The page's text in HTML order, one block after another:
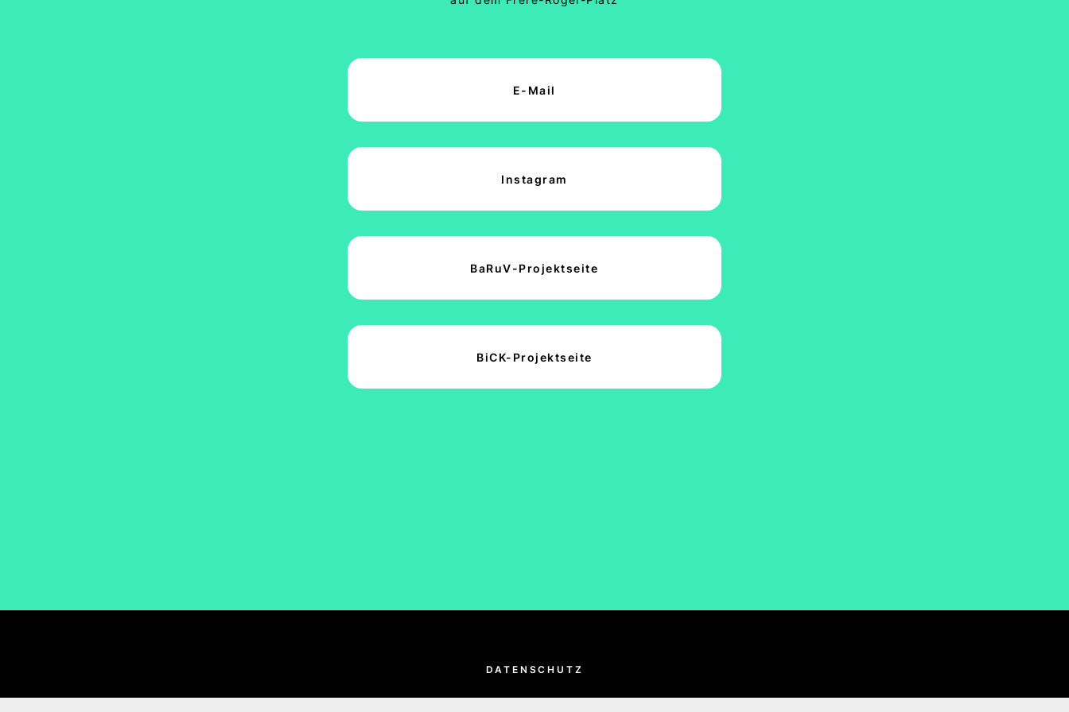
E-Mail
Instagram
BaRuV-Projektseite
BiCK-Projektseite
DATENSCHUTZ